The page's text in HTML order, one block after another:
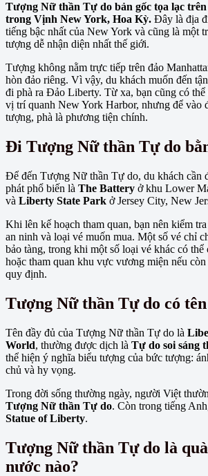
Tượng Nữ thần Tự do bản gốc tọa lạc
trong Vịnh New York, Hoa Kỳ. Đây là địa
tiếng bậc nhất của New York và cũng là một
tượng dễ nhận diện nhất thế giới.
Tượng không nằm trực tiếp trên đảo
hòn đảo riêng. Vì vậy, du khách muốn đến
đi phà ra Đảo Liberty. Từ xa, bạn cũng có
vị trí quanh New York Harbor, nhưng để vào
tượng, phà là phương tiện chính.
Đi Tượng Nữ thần Tự do
Để đến Tượng Nữ thần Tự do, du khách cần
phát phổ biến là The Battery ở khu Lower
và Liberty State Park ở Jersey City, New
Khi lên kế hoạch tham quan, bạn nên kiểm
an ninh và loại vé muốn mua. Một số vé chỉ
bảo tàng, trong khi một số loại vé khác có thể
hoặc tham quan khu vực vương miện nếu
quy định.
Tượng Nữ thần Tự do có
Tên đầy đủ của Tượng Nữ thần Tự do là
World, thường được dịch là Tự do soi sáng
thể hiện ý nghĩa biểu tượng của bức tượng:
chủ và hy vọng.
Trong đời sống thường ngày, người Việt
Tượng Nữ thần Tự do. Còn trong tiếng
Statue of Liberty.
Tượng Nữ thần Tự do là
nước nào?